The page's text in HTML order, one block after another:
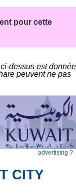
pour cette
dessus est donnée
peuvent ne pas
advertising ?
CITY